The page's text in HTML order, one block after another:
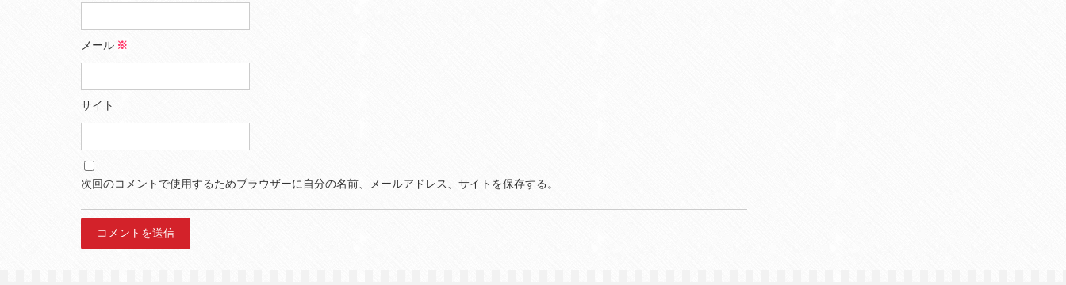
メール ※
サイト
次回のコメントで使用するためブラウザーに自分の名前、メールアドレス、サイトを保存する。